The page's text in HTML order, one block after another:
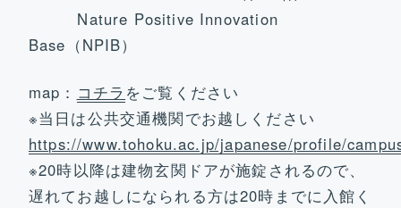
Nature Positive Innovation
Base（NPIB）
map： コチラ をご覧ください
※当日は公共交通機関でお越しください
https://www.tohoku.ac.jp/japanese/profile/
※20時以降は建物玄関ドアが施錠されるので、
遅れてお越しになられる方は20時までに入館く